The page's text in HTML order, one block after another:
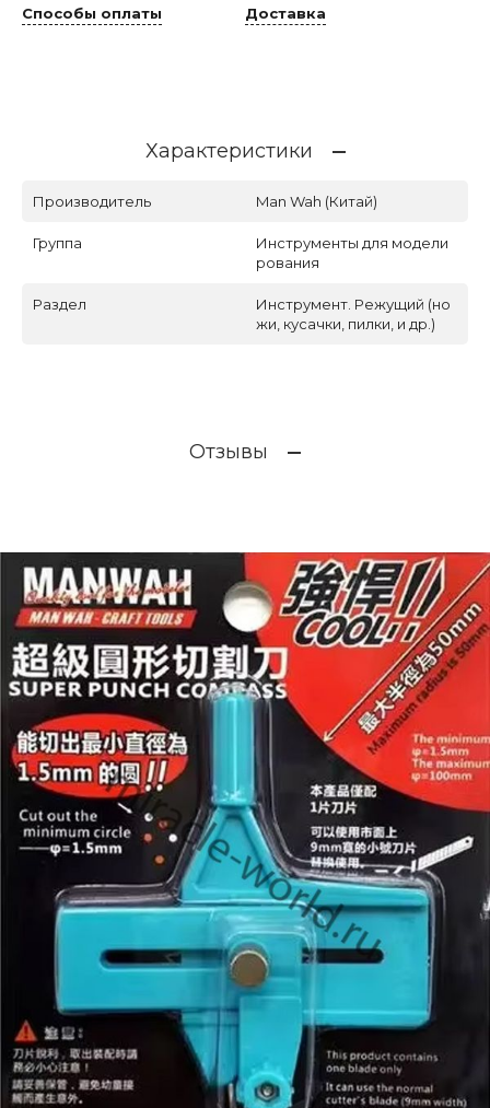
Способы оплаты Доставка
Характеристики
Производитель Man Wah (Китай)
Группа
Инструменты для модели
рования
Раздел
Инструмент. Режущий (но
жи, кусачки, пилки, и др.)
Отзывы